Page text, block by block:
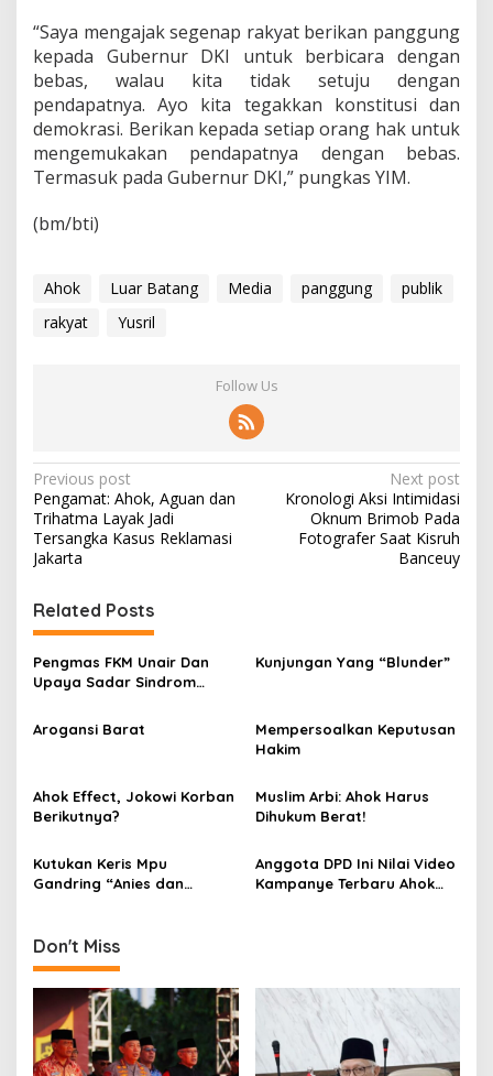
“Saya mengajak segenap rakyat berikan panggung
kepada Gubernur DKI untuk berbicara dengan
bebas, walau kita tidak setuju dengan
pendapatnya. Ayo kita tegakkan konstitusi dan
demokrasi. Berikan kepada setiap orang hak untuk
mengemukakan pendapatnya dengan bebas.
Termasuk pada Gubernur DKI,” pungkas YIM.
(bm/bti)
Ahok Luar Batang Media panggung
publik
rakyat
Yusril
Follow Us
P
o
s
t
n
a
v
g
t
i
o
n
Previous post
Pengamat: Ahok, Aguan dan
Trihatma Layak Jadi
Tersangka Kasus Reklamasi
Jakarta
Next post
Kronologi Aksi Intimidasi
Oknum Brimob Pada
Fotografer Saat Kisruh
Banceuy
Related Posts
Pengmas FKM Unair Dan
Upaya Sadar Sindrom
Kunjungan Yang “Blunder”
Arogansi Barat
Mempersoalkan Keputusan
Hakim
Ahok Effect, Jokowi Korban
Berikutnya?
Muslim Arbi: Ahok Harus
Dihukum Berat!
Kutukan Keris Mpu
Gandring “Anies dan
Anggota DPD Ini Nilai Video
Kampanye Terbaru Ahok
Don't Miss